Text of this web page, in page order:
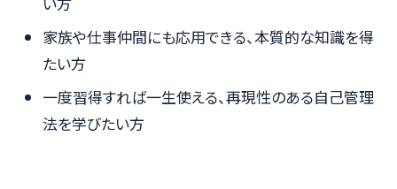
家族や仕事仲間にも応用できる、本質的な知識を得
たい方
一度習得すれば一生使える、再現性のある自己管理
法を学びたい方